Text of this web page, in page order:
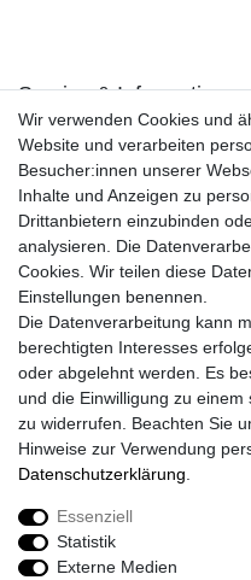
Service & Informationen
Kontakt
Retouren
Widerrufsrecht
Widerrufs­formular
Impressum
Daten­schutz­erklärung
AGB
Größentabelle
Kataloge
Barrierefreiheitserklärung
Sicherheitsinformationen
Zahlung und Versand
Wir verwenden Cookies und
Website und verarbeiten
Besucher:innen unserer
Inhalte und Anzeigen zu
Drittanbietern einzubinden
analysieren. Die
Cookies. Wir teilen diese
Einstellungen benennen.
Die Datenverarbeitung kann
berechtigten Interesses
oder abgelehnt werden. Es
und die Einwilligung zu
zu widerrufen. Beachten Sie
Hinweise zur Verwendung
Daten­schutz­erklärung
Essenziell
Statistik
Externe Medien